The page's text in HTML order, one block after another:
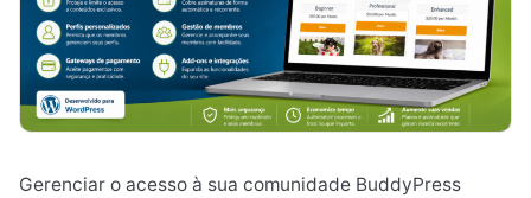
Gerenciar o acesso à sua comunidade BuddyPress